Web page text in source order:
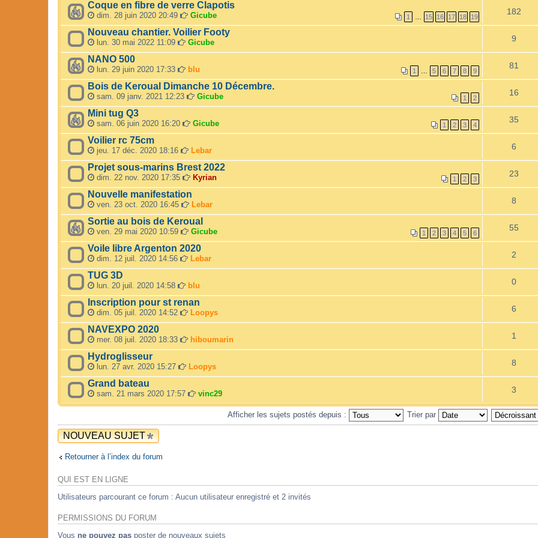
s
o
n
d
a
g
e
.
Coque en fibre de verre Clapotis
1 … 15 16 17 18 19
dim. 28 juin 2020 20:49 Gicube 182
Nouveau chantier. Voilier Footy
lun. 30 mai 2022 11:09 Gicube 9
NANO 500
1 … 5 6 7 8 9
lun. 29 juin 2020 17:33 blu 81
Bois de Keroual Dimanche 10 Décembre.
1 2
sam. 09 janv. 2021 12:23 Gicube 16
Mini tug Q3
1 2 3 4
sam. 06 juin 2020 16:20 Gicube 35
Voilier rc 75cm
jeu. 17 déc. 2020 18:16 Lebar 6
Projet sous-marins Brest 2022
1 2 3
dim. 22 nov. 2020 17:35 Kyrian 23
Nouvelle manifestation
ven. 23 oct. 2020 16:45 Lebar 8
Sortie au bois de Keroual
1 2 3 4 5 6
ven. 29 mai 2020 10:59 Gicube 55
Voile libre Argenton 2020
dim. 12 juil. 2020 14:56 Lebar 2
TUG 3D
lun. 20 juil. 2020 14:58 blu 0
Inscription pour st renan
dim. 05 juil. 2020 14:52 Loopys 6
NAVEXPO 2020
mer. 08 juil. 2020 18:33 hiboumarin 1
Hydroglisseur
lun. 27 avr. 2020 15:27 Loopys 8
Grand bateau
sam. 21 mars 2020 17:57 vinc29 3
Afficher les sujets postés depuis : Trier par
NOUVEAU SUJET
Retourner à l’index du forum
QUI EST EN LIGNE
Utilisateurs parcourant ce forum : Aucun utilisateur enregistré et 2 invités
PERMISSIONS DU FORUM
Vous ne pouvez pas poster de nouveaux sujets